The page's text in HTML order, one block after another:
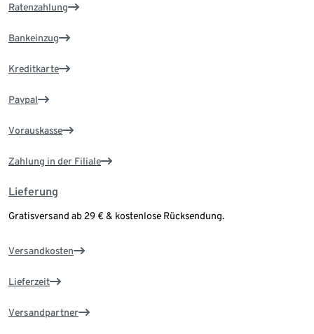
Ratenzahlung
Bankeinzug
Kreditkarte
Paypal
Vorauskasse
Zahlung in der Filiale
Lieferung
Gratisversand ab 29 € & kostenlose Rücksendung.
Versandkosten
Lieferzeit
Versandpartner